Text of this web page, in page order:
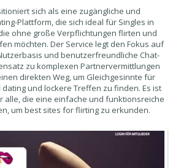
sich als eine zugängliche und
Plattform, die sich ideal für Singles in
ohne große Verpflichtungen flirten und
möchten. Der Service legt den Fokus auf
und benutzerfreundliche Chat-
zu komplexen Partnervermittlungen
direkten Weg, um Gleichgesinnte für
und lockere Treffen zu finden. Es ist
alle, die eine einfache und funktionsreiche
um best sites for flirting zu erkunden.